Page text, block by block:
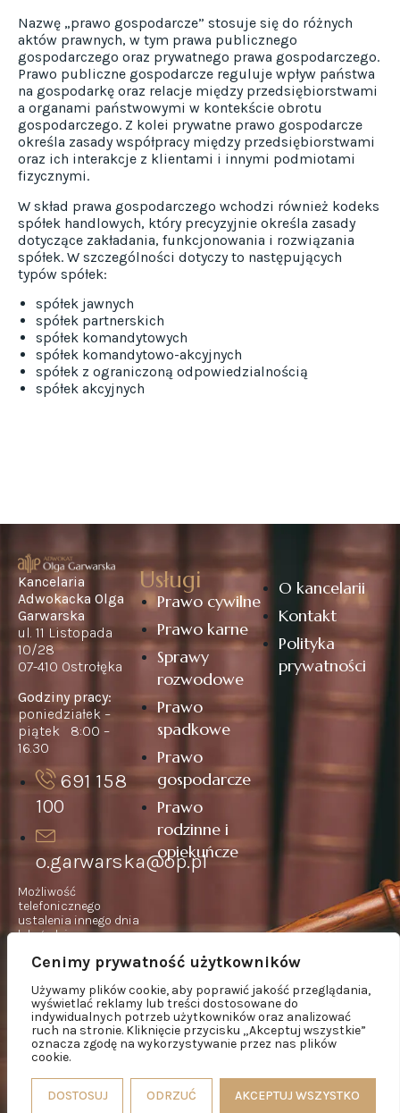
Cenimy prywatność użytkowników
Używamy plików cookie, aby poprawić jakość przeglądania,
wyświetlać reklamy lub treści dostosowane do
indywidualnych potrzeb użytkowników oraz analizować
ruch na stronie. Kliknięcie przycisku „Akceptuj wszystkie”
oznacza zgodę na wykorzystywanie przez nas plików
cookie.
DOSTOSUJ ODRZUĆ AKCEPTUJ WSZYSTKO
Nazwę „prawo gospodarcze” stosuje się do różnych
aktów prawnych, w tym prawa publicznego
gospodarczego oraz prywatnego prawa gospodarczego.
Prawo publiczne gospodarcze reguluje wpływ państwa
na gospodarkę oraz relacje między przedsiębiorstwami
a organami państwowymi w kontekście obrotu
gospodarczego. Z kolei prywatne prawo gospodarcze
określa zasady współpracy między przedsiębiorstwami
oraz ich interakcje z klientami i innymi podmiotami
fizycznymi.
W skład prawa gospodarczego wchodzi również kodeks
spółek handlowych, który precyzyjnie określa zasady
dotyczące zakładania, funkcjonowania i rozwiązania
spółek. W szczególności dotyczy to następujących
typów spółek:
spółek jawnych
spółek partnerskich
spółek komandytowych
spółek komandytowo-akcyjnych
spółek z ograniczoną odpowiedzialnością
spółek akcyjnych
Kancelaria
Adwokacka Olga
Garwarska
ul. 11 Listopada
10/28
07-410 Ostrołęka
Godziny pracy:
poniedziałek –
piątek 8:00 –
16.30
691 158
100
o.garwarska@op.pl
Możliwość
telefonicznego
ustalenia innego dnia
lub godziny
W pilnych sprawach –
całodobowo.
Usługi
Prawo cywilne
Prawo karne
Sprawy
rozwodowe
Prawo
spadkowe
Prawo
gospodarcze
Prawo
rodzinne i
opiekuńcze
O kancelarii
Kontakt
Polityka
prywatności
Wszelkie prawa zastrzeżone